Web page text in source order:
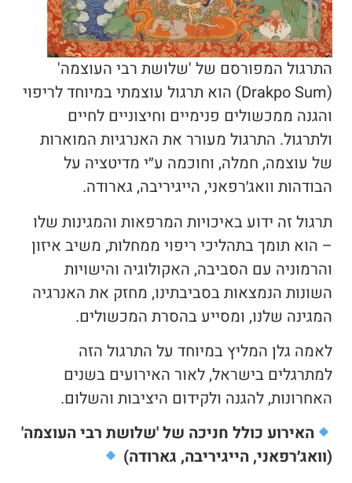
התרגול המפורסם של 'שלושת רבי העוצמה'
(
Drakpo Sum) הוא תרגול עוצמתי במיוחד לריפוי
והגנה ממכשולים פנימיים וחיצוניים לחיים
ולתרגול. התרגול מעורר את האנרגיות המוארות
של עוצמה, חמלה, וחוכמה ע״י מדיטציה על
הבודהות וואג׳רפאני, הייגיריבה, גארודה.
תרגול זה ידוע באיכויות המרפאות והמגינות שלו
– הוא תומך בתהליכי ריפוי ממחלות, משיב איזון
והרמוניה עם הסביבה, האקולוגיה והישויות
השונות הנמצאות בסביבתינו, מחזק את האנרגיה
המגינה שלנו, ומסייע בהסרת המכשולים.
לאמה גלן המליץ במיוחד על התרגול הזה
למתרגלים בישראל, לאור האירועים בשנים
האחרונות, להגנה ולקידום היציבות והשלום.
האירוע כולל חניכה של 'שלושת רבי העוצמה'
(וואג׳רפאני, הייגיריבה, גארודה)